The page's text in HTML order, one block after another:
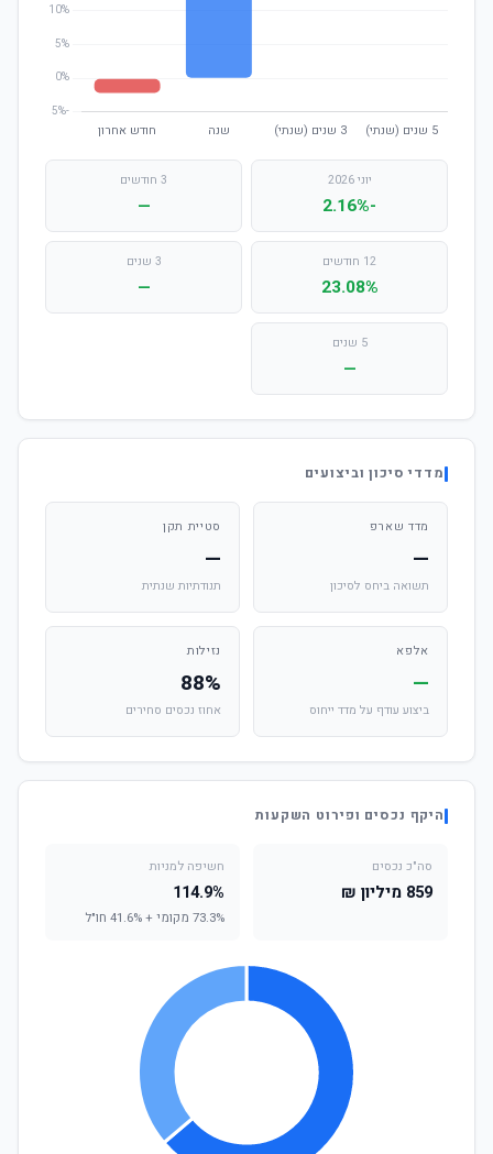
יוני 2026
-2.16%
3 חודשים
—
12 חודשים
23.08%
3 שנים
—
5 שנים
—
מדדי סיכון וביצועים
מדד שארפ
—
תשואה ביחס לסיכון
סטיית תקן
—
תנודתיות שנתית
אלפא
—
ביצוע עודף על מדד ייחוס
נזילות
88%
אחוז נכסים סחירים
היקף נכסים ופירוט השקעות
סה"כ נכסים
859 מיליון ₪
חשיפה למניות
114.9%
73.3% מקומי + 41.6% חו"ל